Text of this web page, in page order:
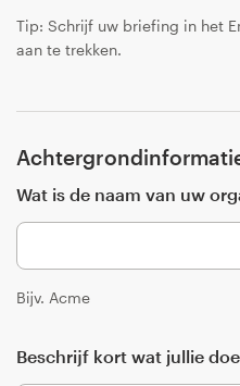
Tip: Schrijf uw briefing in het
aan te trekken.
Wat is de naam van uw
Bijv. Acme
Beschrijf kort wat jullie
Ontvang
een
Visitekaartje
Merkgids
Blader door alle